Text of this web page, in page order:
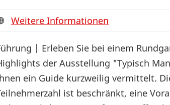
Weitere Informationen
| Erleben Sie bei einem
der Ausstellung "Typisch
ein Guide kurzweilig vermittelt.
ist beschränkt, eine